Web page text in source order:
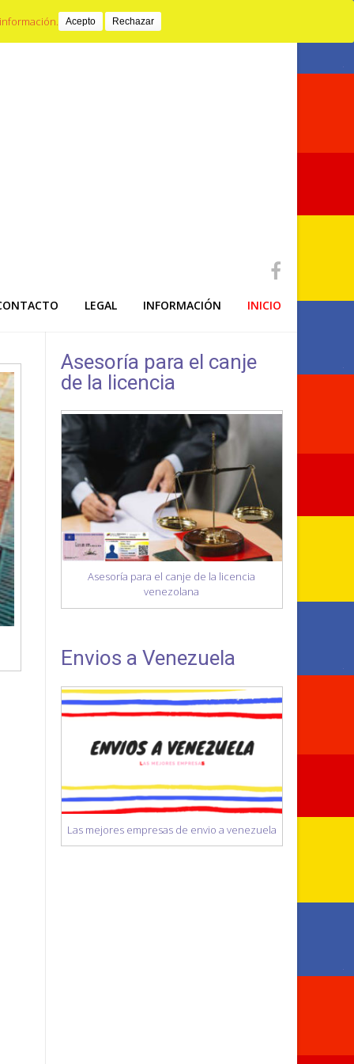
LEGAL INFORMACIÓN INICIO
Asesoría para el canje
de la licencia
Asesoría para el canje de la licencia
venezolana
Envios a Venezuela
Las mejores empresas de envio a venezuela
Acepto Rechazar